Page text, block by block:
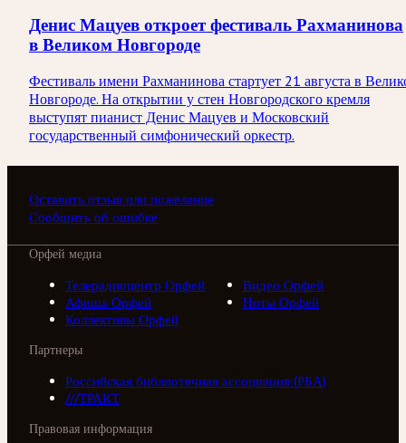
Денис Мацуев откроет фестиваль Рахманинова
в Великом Новгороде
Фестиваль имени Рахманинова стартует 21 августа в
Новгороде. На открытии у стен Новгородского кремля
выступят пианист Денис Мацуев и Московский
государственный симфонический оркестр.
Оставить отзыв или пожелание
Сообщить об ошибке
Орфей медиа
Телерадиоцентр Орфей
Видео Орфей
Афиша Орфей
Ноты Орфей
Коллективы Орфей
Партнеры
Российская библиотечная ассоциация (РБА)
///ТРАКТ
Правовая информация